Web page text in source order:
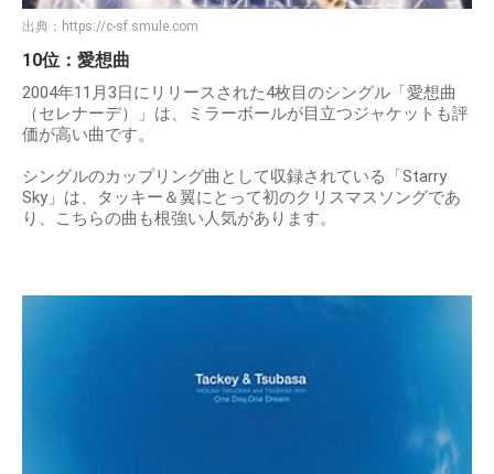
出典： https://c-sf.smule.com
10位：愛想曲
2004年11月3日にリリースされた4枚目のシングル「愛想曲
（セレナーデ）」は、ミラーボールが目立つジャケットも評
価が高い曲です。
シングルのカップリング曲として収録されている「Starry
Sky」は、タッキー＆翼にとって初のクリスマスソングであ
り、こちらの曲も根強い人気があります。